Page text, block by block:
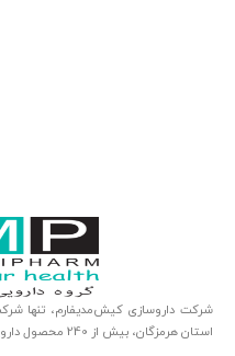
شرکت داروسازی کیش‌مدیفارم، تنها
استان هرمزگان، بیش از 240 محصول دارویی را به بازار عرضه می‌نماید.